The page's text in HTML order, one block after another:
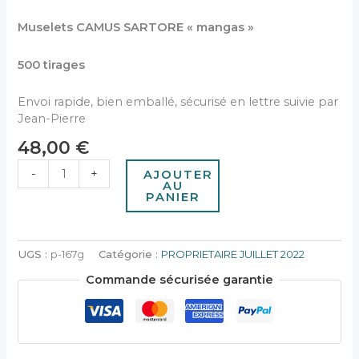
Muselets CAMUS SARTORE « mangas »
500 tirages
Envoi rapide, bien emballé, sécurisé en lettre suivie par
Jean-Pierre
48,00 €
- + AJOUTER
AU
PANIER
UGS : p-167g Catégorie : PROPRIETAIRE JUILLET 2022
Commande sécurisée garantie